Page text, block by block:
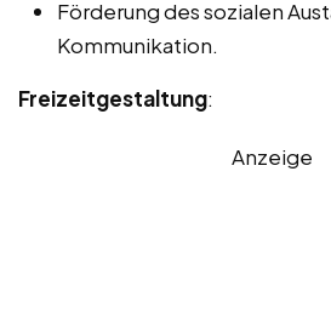
Förderung des sozialen
Kommunikation.
Freizeitgestaltung:
Anzeige